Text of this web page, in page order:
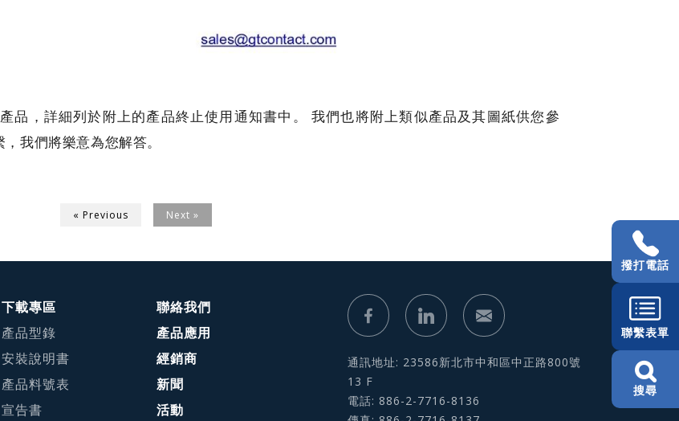
品，詳細列於附上的產品終止使用通知書中。 我們也將附上類似產品及其圖紙供您參
我們將樂意為您解答。
« Previous Next »
下載專區
產品型錄
安裝說明書
產品料號表
宣告書
聯絡我們
產品應用
經銷商
新聞
活動
通訊地址: 23586新北市中和區中正路800號
13 F
電話: 886-2-7716-8136
撥打電話
聯繫表單
搜尋